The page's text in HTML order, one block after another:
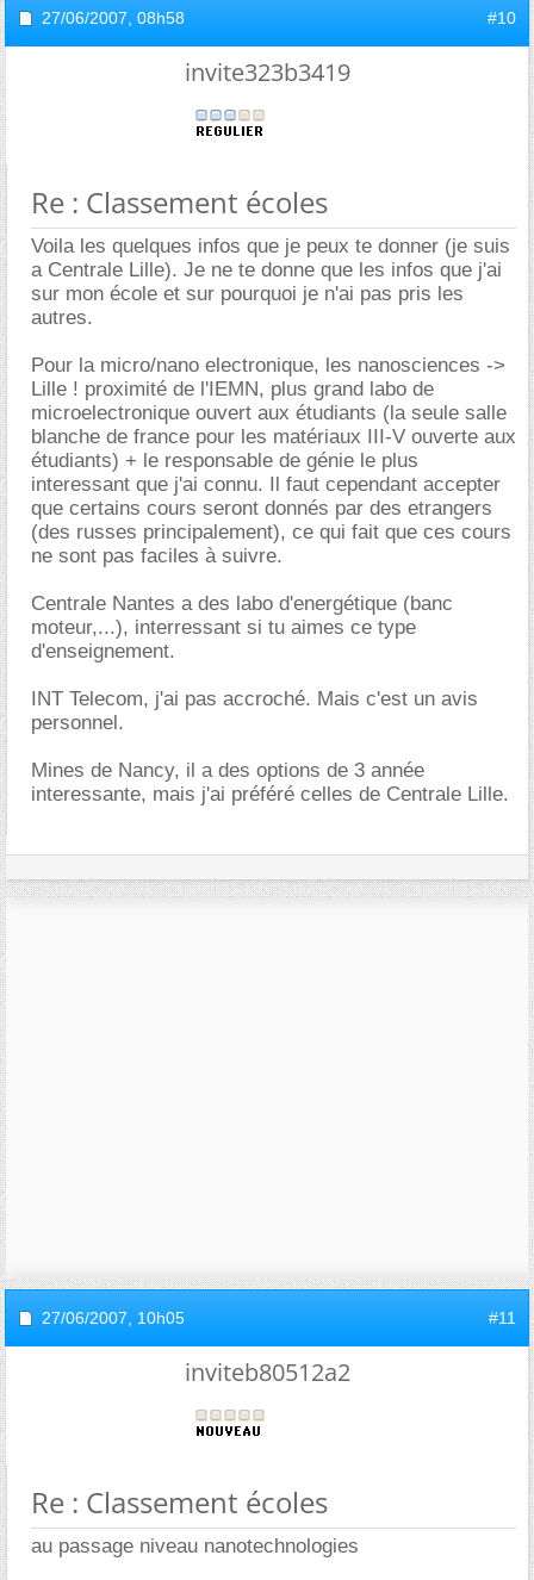
27/06/2007, 08h58 #10
invite323b3419
Re : Classement écoles
Voila les quelques infos que je peux te donner (je suis
a Centrale Lille). Je ne te donne que les infos que j'ai
sur mon école et sur pourquoi je n'ai pas pris les
autres.
Pour la micro/nano electronique, les nanosciences ->
Lille ! proximité de l'IEMN, plus grand labo de
microelectronique ouvert aux étudiants (la seule salle
blanche de france pour les matériaux III-V ouverte aux
étudiants) + le responsable de génie le plus
interessant que j'ai connu. Il faut cependant accepter
que certains cours seront donnés par des etrangers
(des russes principalement), ce qui fait que ces cours
ne sont pas faciles à suivre.
Centrale Nantes a des labo d'energétique (banc
moteur,...), interressant si tu aimes ce type
d'enseignement.
INT Telecom, j'ai pas accroché. Mais c'est un avis
personnel.
Mines de Nancy, il a des options de 3 année
interessante, mais j'ai préféré celles de Centrale Lille.
27/06/2007, 10h05 #11
inviteb80512a2
Re : Classement écoles
au passage niveau nanotechnologies